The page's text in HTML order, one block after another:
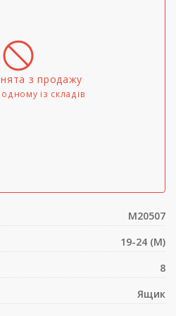
з продажу
iз складів
M20507
19-24 (M)
8
Ящик